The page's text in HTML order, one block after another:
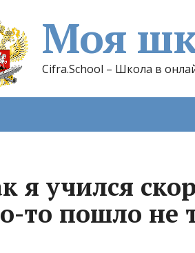
Моя
Cifra.School – Школа в
я учился
то пошло не